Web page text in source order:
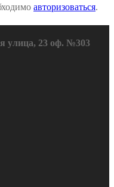
авторизоваться.
улица, 23 оф. №303